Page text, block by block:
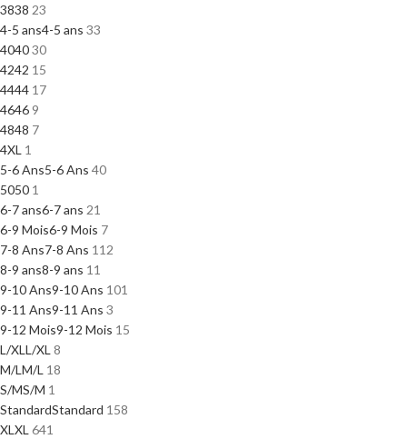
3838 23
4-5 ans4-5 ans 33
404030
4242 15
4444 17
4646 9
4848 7
4XL 1
5-6 Ans5-6 Ans 40
5050 1
6-7 ans6-7 ans 21
6-9 Mois6-9 Mois 7
7-8 Ans7-8 Ans 112
8-9 ans8-9 ans 11
9-10 Ans9-10 Ans 101
9-11 Ans9-11 Ans 3
9-12 Mois9-12 Mois 15
L/XL L/XL 8
M/L M/L 18
S/MS/M 1
StandardStandard 158
XL XL 641